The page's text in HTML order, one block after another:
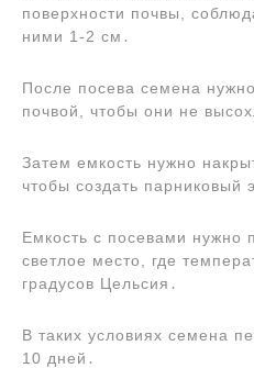
поверхности почвы,
ними 1-2 см․
После посева семена
почвой, чтобы они не
Затем емкость нужно
чтобы создать парниковый
Емкость с посевами нужно
светлое место, где
градусов Цельсия․
В таких условиях семена
10 дней․